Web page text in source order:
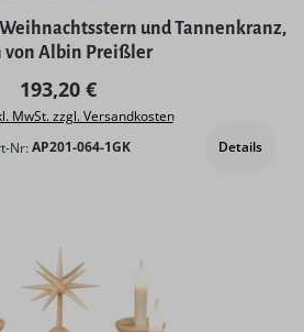
von 5 von 5 Sternen
und Tannenkranz,
von Albin Preißler
Regulärer Preis:
193,20 €
MwSt. zzgl. Versandkosten
Nr: AP201-064-1GK Details